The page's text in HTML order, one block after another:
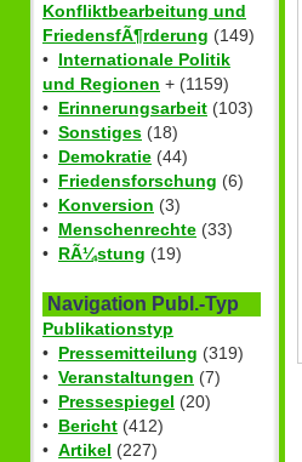
Konfliktbearbeitung und
FriedensfÃ¶rderung (149)
• Internationale Politik
und Regionen + (1159)
• Erinnerungsarbeit (103)
• Sonstiges (18)
• Demokratie (44)
• Friedensforschung (6)
• Konversion (3)
• Menschenrechte (33)
• RÃ¼stung (19)
Navigation Publ.-Typ
Publikationstyp
• Pressemitteilung (319)
• Veranstaltungen (7)
• Pressespiegel (20)
• Bericht (412)
• Artikel (227)